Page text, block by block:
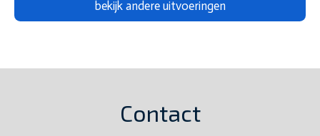
bekijk andere uitvoeringen
Contact